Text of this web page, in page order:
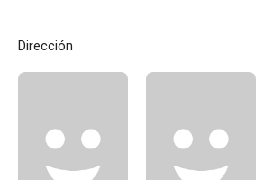
Dirección